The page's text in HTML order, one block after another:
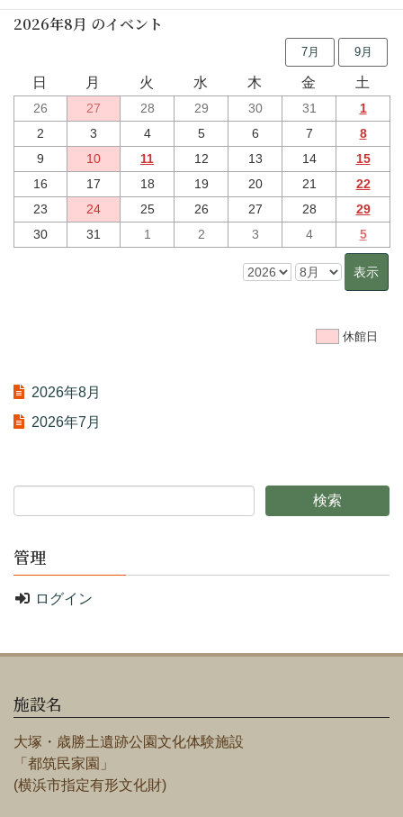
2026年8月 のイベント
7月 9月
日 月 火 水 木 金 土
26 27 28 29 30 31
1
2
3 4 5 6 7
8
9
10 11 12 13 14
15
16
17 18 19 20 21
22
23
24 25 26 27 28
29
30
31 1 2 3 4 5
休館日
2026年8月
2026年7月
管理
ログイン
施設名
大塚・歳勝土遺跡公園文化体験施設
「都筑民家園」
(横浜市指定有形文化財)